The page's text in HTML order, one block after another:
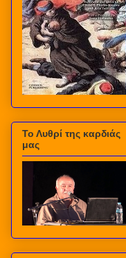
Το Λυθρί της καρδιάς
μας